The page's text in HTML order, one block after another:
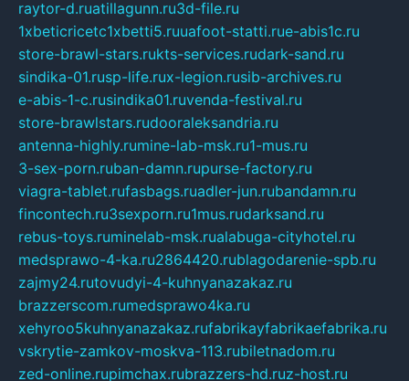
raytor-d.ruatillagunn.ru3d-file.ru
1xbeticricetc1xbetti5.ruuafoot-statti.rue-abis1c.ru
store-brawl-stars.rukts-services.rudark-sand.ru
sindika-01.rusp-life.rux-legion.rusib-archives.ru
e-abis-1-c.rusindika01.ruvenda-festival.ru
store-brawlstars.rudooraleksandria.ru
antenna-highly.rumine-lab-msk.ru1-mus.ru
3-sex-porn.ruban-damn.rupurse-factory.ru
viagra-tablet.rufasbags.ruadler-jun.rubandamn.ru
fincontech.ru3sexporn.ru1mus.rudarksand.ru
rebus-toys.ruminelab-msk.rualabuga-cityhotel.ru
medsprawo-4-ka.ru2864420.rublagodarenie-spb.ru
zajmy24.rutovudyi-4-kuhnyanazakaz.ru
brazzerscom.rumedsprawo4ka.ru
xehyroo5kuhnyanazakaz.rufabrikayfabrikaefabrika.ru
vskrytie-zamkov-moskva-113.rubiletnadom.ru
zed-online.rupimchax.rubrazzers-hd.ruz-host.ru